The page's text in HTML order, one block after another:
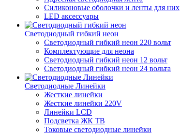
Силиконовые оболочки и ленты для них
LED аксессуары
Светодиодный гибкий неон
Светодиодный гибкий неон 220 вольт
Комплектующие для неона
Светодиодный гибкий неон 12 вольт
Светодиодный гибкий неон 24 вольта
Светодиодные Линейки
Жесткие линейки
Жесткие линейки 220V
Линейки LCD
Подсветка ЖК ТВ
Токовые светодиодные линейки